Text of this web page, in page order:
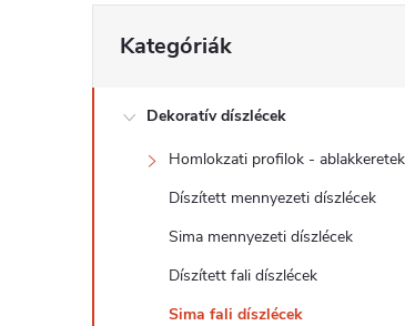
O
l
átugrása
Kategóriák
Dekoratív díszlécek
Homlokzati profilok - ablakkeretek
Díszített mennyezeti díszlécek
Sima mennyezeti díszlécek
Díszített fali díszlécek
Sima fali díszlécek